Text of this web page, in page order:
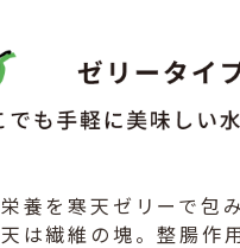
栄養を寒天ゼリーで包
天は繊維の塊。整腸作